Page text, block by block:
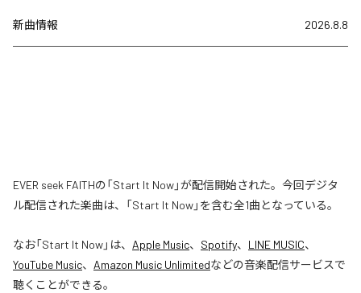
新曲情報 2026.8.8
EVER seek FAITHの「Start It Now」が配信開始された。今回デジタ
ル配信された楽曲は、「Start It Now」を含む全1曲となっている。
なお「Start It Now」は、 Apple Music、 Spotify、 LINE MUSIC、
YouTube Music、 Amazon Music Unlimitedなどの音楽配信サービスで
聴くことができる。